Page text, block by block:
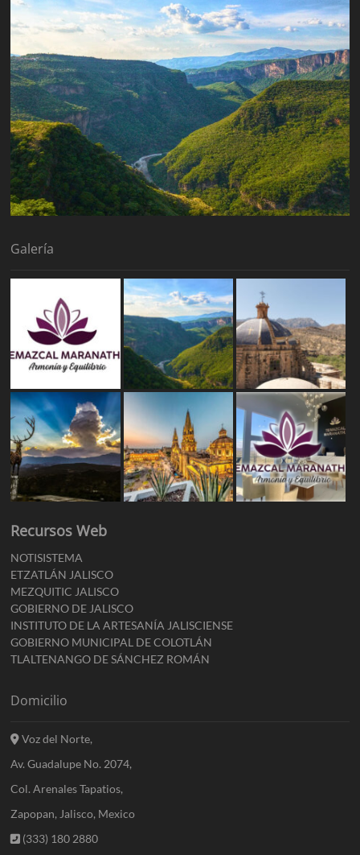
Galería
Recursos Web
NOTISISTEMA
ETZATLÁN JALISCO
MEZQUITIC JALISCO
GOBIERNO DE JALISCO
INSTITUTO DE LA ARTESANÍA JALISCIENSE
GOBIERNO MUNICIPAL DE COLOTLÁN
TLALTENANGO DE SÁNCHEZ ROMÁN
Domicilio
Voz del Norte,
Av. Guadalupe No. 2074,
Col. Arenales Tapatios,
Zapopan, Jalisco, Mexico
(333) 180 2880